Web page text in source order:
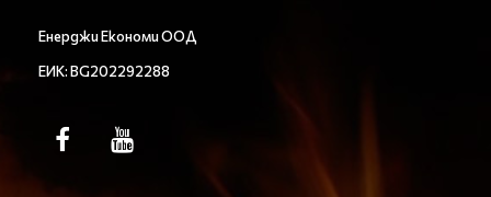
Енерджи Економи ООД
ЕИК: BG202292288